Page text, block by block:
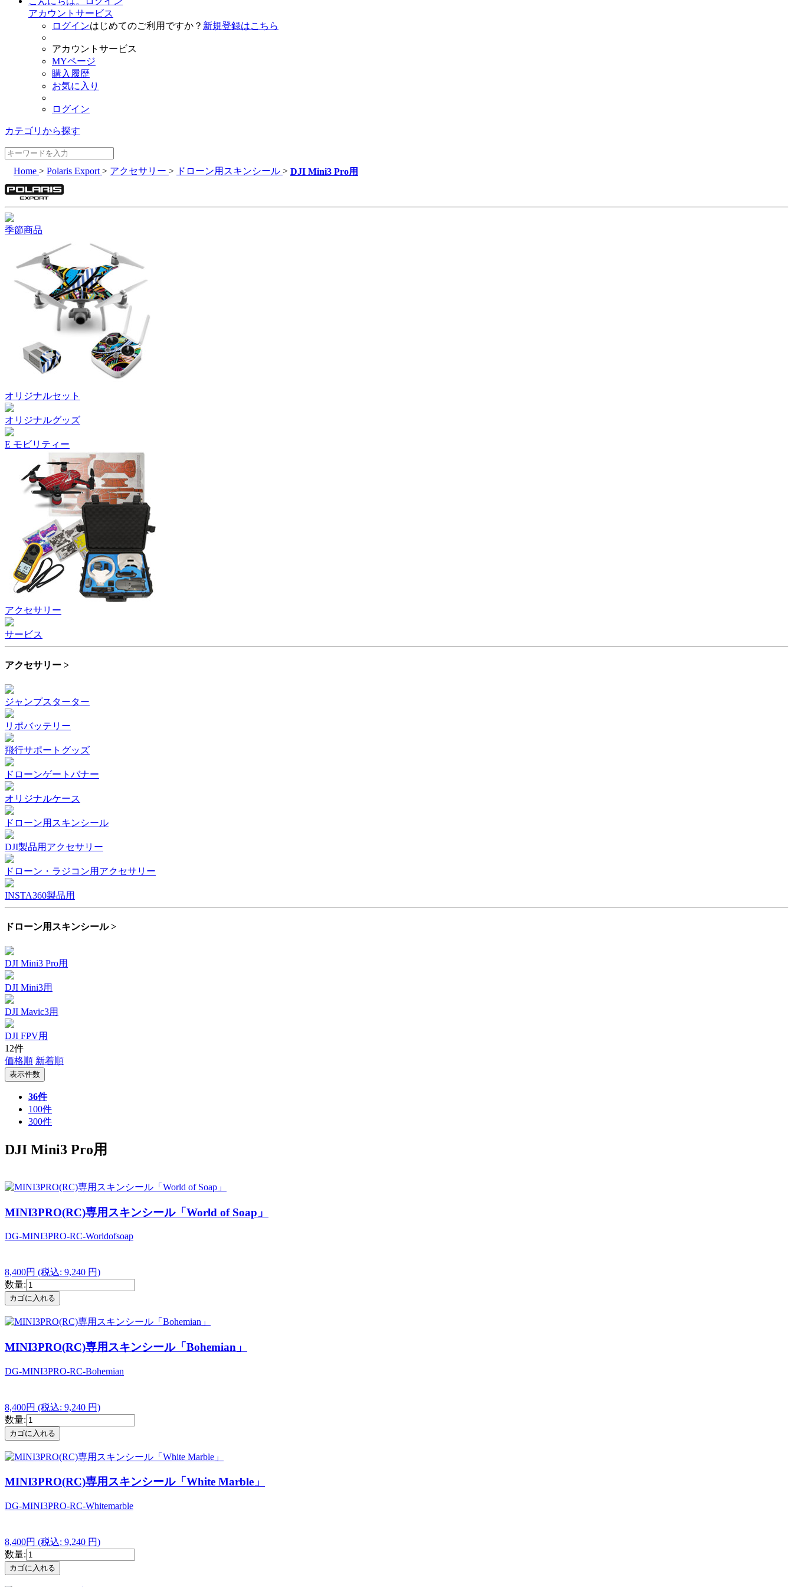
アカウントサービス
ログインはじめてのご利用ですか？ 新規登録はこちら
アカウントサービス
MYページ
購入履歴
お気に入り
ログイン
カテゴリから探す
Home > Polaris Export > アクセサリー > ドローン用スキンシール > DJI Mini3 Pro用
季節商品
オリジナルセット
オリジナルグッズ
E モビリティー
アクセサリー
サービス
アクセサリー >
ジャンプスターター
リポバッテリー
飛行サポートグッズ
ドローンゲートバナー
オリジナルケース
ドローン用スキンシール
DJI製品用アクセサリー
ドローン・ラジコン用アクセサリー
INSTA360製品用
ドローン用スキンシール >
DJI Mini3 Pro用
DJI Mini3用
DJI Mavic3用
DJI FPV用
12件
価格順 新着順
表示件数
36件
100件
300件
DJI Mini3 Pro用
MINI3PRO(RC)専用スキンシール「World of Soap」
DG-MINI3PRO-RC-Worldofsoap
8,400円 (税込: 9,240 円)
数量:
MINI3PRO(RC)専用スキンシール「Bohemian」
DG-MINI3PRO-RC-Bohemian
8,400円 (税込: 9,240 円)
数量:
MINI3PRO(RC)専用スキンシール「White Marble」
DG-MINI3PRO-RC-Whitemarble
8,400円 (税込: 9,240 円)
数量: